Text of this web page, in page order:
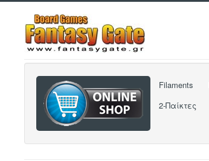
Filaments
2-Παίκτες